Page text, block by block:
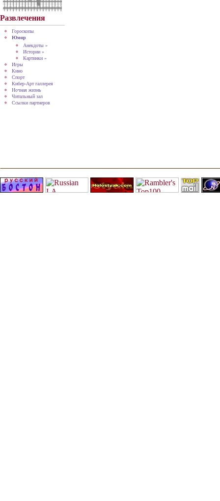
Развлечения
Гороскопы
Юмор
Анекдоты »
Истории »
Картинки »
Игры
Кино
Спорт
Кибер-Арт галлерея
Ночная жизнь
Читальный зал
Ссылки партнеров